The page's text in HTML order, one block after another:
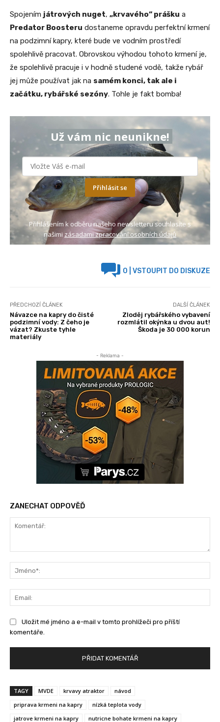
Spojením játrových nuget, „krvavého“ prášku a
Predator Boosteru dostaneme opravdu perfektní krmení
na podzimní kapry, které bude ve vodním prostředí
spolehlivě pracovat. Obrovskou výhodou tohoto krmení je,
že spolehlivě pracuje i v hodně studené vodě, takže rybář
jej může používat jak na samém konci, tak ale i
začátku, rybářské sezóny. Tohle je fakt bomba!
Už vám nic neunikne!
Přihlásit se
Přihlášením k odběru našeho newsletteru souhlasíte s
našimi zásadami zpracování osobních údajů
0 | VSTOUPIT DO DISKUZE
PŘEDCHOZÍ ČLÁNEK
Návazce na kapry do čisté
podzimní vody: Z čeho je
vázat? Zkuste tyhle
materiály
DALŠÍ ČLÁNEK
Zloděj rybářského vybavení
rozmlátil okýnka u dvou aut!
Škoda je 30 000 korun
- Reklama -
ZANECHAT ODPOVĚĎ
Uložit mé jméno a e-mail v tomto prohlížeči pro příští
komentáře.
TAGY MVDE krvavy atraktor
návod
priprava krmeni na kapry
nízká teplota vody
jatrove krmeni na kapry
nutricne bohate krmeni na kapry